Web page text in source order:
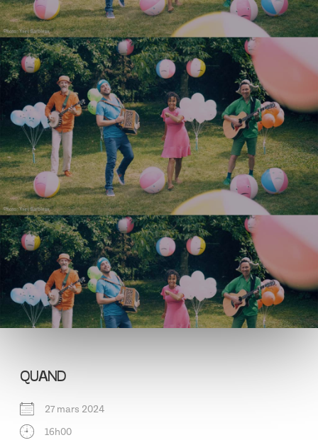
QUAND
27 mars 2024
16h00